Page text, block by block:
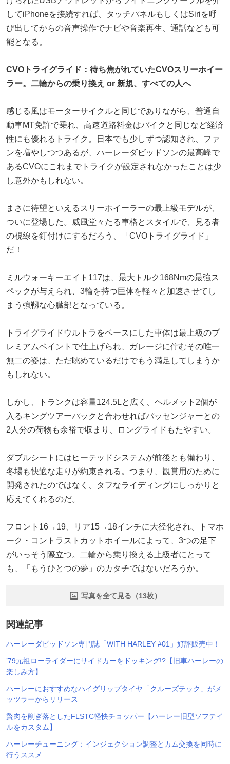
してiPhoneを接続すれば、タッチパネルもしくはSiriを呼
び出してからの音声操作でナビや音楽再生、通話なども可
能となる。
CVOトライグライド：待ち焦がれていたCVOスリーホイー
ラー。二輪からの乗り換え or 新規、すべての人へ
感じる風はモーターサイクルと同じでありながら、普通自
動車MT免許で乗れ、高速道路料金はバイクと同じなど経済
性にも優れるトライク。日本でも少しずつ認知され、ファ
ンを増やしつつあるが、ハーレーダビッドソンの最高峰で
あるCVOにこれまでトライクが設定されなかったことは少
し意外かもしれない。
まさに待望といえるスリーホイーラーの最上級モデルが、
ついに登場した。威風堂々たる車格とスタイルで、見る者
の視線を釘付けにするだろう、「CVOトライグライド」
だ！
ミルウォーキーエイト117は、最大トルク168Nmの最強ス
ペックが与えられ、3輪を持つ巨体を軽々と加速させてし
まう強靱な心臓部となっている。
トライグライドウルトラをベースにした車体は最上級のプ
レミアムペイントで仕上げられ、ガレージに佇むその唯一
無二の姿は、ただ眺めているだけでもう満足してしまうか
もしれない。
しかし、トランクは容量124.5Lと広く、ヘルメット2個が
入るキングツアーパックと合わせればパッセンジャーとの
2人分の荷物も余裕で収まり、ロングライドもたやすい。
ダブルシートにはヒーテッドシステムが前後とも備わり、
冬場も快適な走りが約束される。つまり、観賞用のために
開発されたのではなく、タフなライディングにしっかりと
応えてくれるのだ。
フロント16→19、リア15→18インチに大径化され、トマホ
ーク・コントラストカットホイールによって、3つの足下
がいっそう際立つ。二輪から乗り換える上級者にとって
も、「もうひとつの夢」のカタチではないだろうか。
写真を全て見る（13枚）
関連記事
ハーレーダビッドソン専門誌「WITH HARLEY #01」好評販売中！
’79元祖ローライダーにサイドカーをドッキング!?【旧車ハーレーの
楽しみ方】
ハーレーにおすすめなハイグリップタイヤ「クルーズテック」がメ
ッツラーからリリース
贅肉を削ぎ落としたFLSTC軽快チョッパー【ハーレー旧型ソフテイ
ルをカスタム】
ハーレーチューニング：インジェクション調整とカム交換を同時に
行うススメ